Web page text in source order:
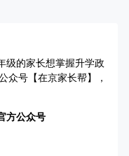
的家长想掌握升学政
众号【在京家长帮】，
方公众号